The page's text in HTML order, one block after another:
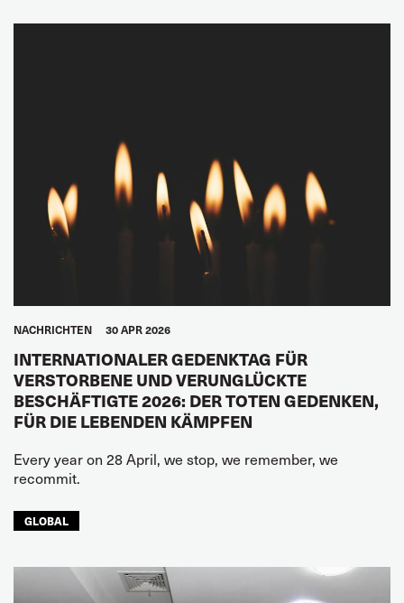
NACHRICHTEN 30 APR 2026
INTERNATIONALER GEDENKTAG FÜR
VERSTORBENE UND VERUNGLÜCKTE
BESCHÄFTIGTE 2026: DER TOTEN GEDENKEN,
FÜR DIE LEBENDEN KÄMPFEN
Every year on 28 April, we stop, we remember, we
recommit.
GLOBAL